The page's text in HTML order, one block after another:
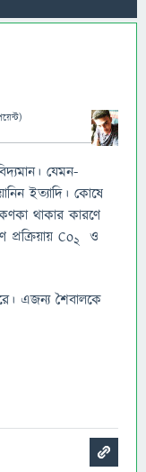
যেমন-
ইত্যাদি। কোষে
থাকার কারণে
Co2
ও
এজন্য শৈবালকে